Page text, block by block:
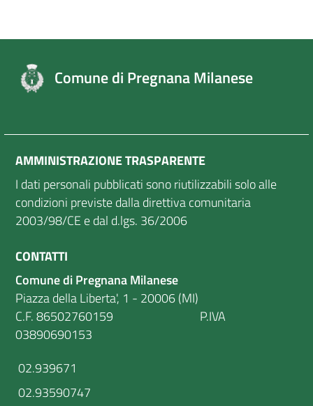
Comune di Pregnana Milanese
AMMINISTRAZIONE TRASPARENTE
I dati personali pubblicati sono riutilizzabili solo alle
condizioni previste dalla direttiva comunitaria
2003/98/CE e dal d.lgs. 36/2006
CONTATTI
Comune di Pregnana Milanese
Piazza della Liberta', 1 - 20006 (MI)
C.F. 86502760159 P.IVA
03890690153
02.939671
02.93590747